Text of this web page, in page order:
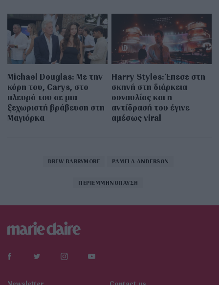
Michael Douglas: Με την
κόρη του, Carys, στο
πλευρό του σε μια
ξεχωριστή βράβευση στη
Μαγιόρκα
Harry Styles: Έπεσε στη
σκηνή στη διάρκεια
συναυλίας και η
αντίδρασή του έγινε
αμέσως viral
DREW BARRYMORE PAMELA ANDERSON
ΠΕΡΙΕΜΜΗΝΟΠΑΥΣΗ